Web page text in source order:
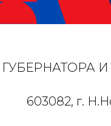
ГУБЕРНАТОРА
603082, г.